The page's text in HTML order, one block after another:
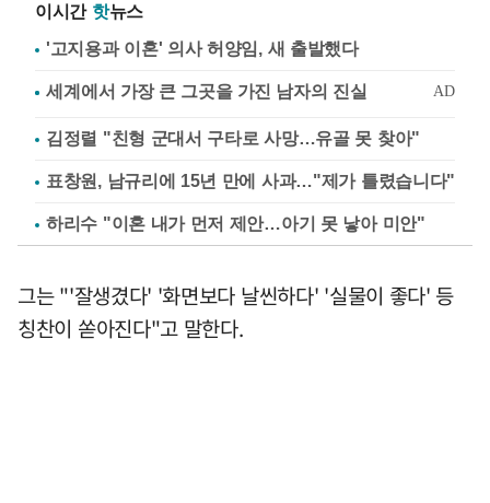
이시간 핫뉴스
'고지용과 이혼' 의사 허양임, 새 출발했다
김정렬 "친형 군대서 구타로 사망…유골 못 찾아"
표창원, 남규리에 15년 만에 사과…"제가 틀렸습니다"
하리수 "이혼 내가 먼저 제안…아기 못 낳아 미안"
그는 "'잘생겼다' '화면보다 날씬하다' '실물이 좋다' 등
칭찬이 쏟아진다"고 말한다.